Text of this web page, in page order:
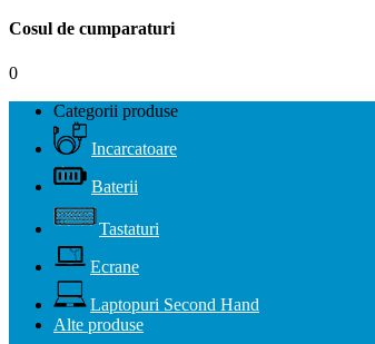
Cosul de cumparaturi
0
Categorii produse
Incarcatoare
Baterii
Tastaturi
Ecrane
Laptopuri Second Hand
Alte produse